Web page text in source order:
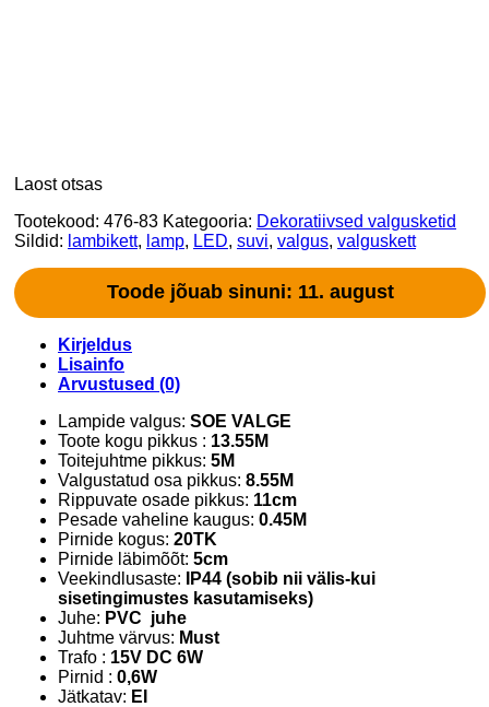
Laost otsas
Tootekood: 476-83 Kategooria: Dekoratiivsed valgusketid
Sildid: lambikett, lamp, LED, suvi, valgus, valguskett
Toode jõuab sinuni: 11. august
Kirjeldus
Lisainfo
Arvustused (0)
Lampide valgus: SOE VALGE
Toote kogu pikkus : 13.55M
Toitejuhtme pikkus: 5M
Valgustatud osa pikkus: 8.55M
Rippuvate osade pikkus: 11cm
Pesade vaheline kaugus: 0.45M
Pirnide kogus: 20TK
Pirnide läbimõõt: 5cm
Veekindlusaste: IP44 (sobib nii välis-kui
sisetingimustes kasutamiseks)
Juhe: PVC juhe
Juhtme värvus: Must
Trafo : 15V DC 6W
Pirnid : 0,6W
Jätkatav: EI